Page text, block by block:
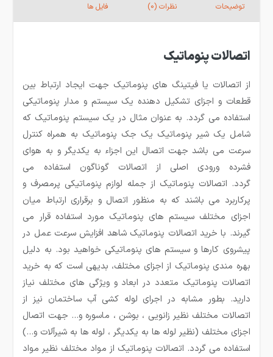
توضیحات نظرات (0) فایل ها
اتصالات پنوماتیک
از اتصالات یا فیتینگ های پنوماتیک جهت ایجاد ارتباط بین
قطعات و اجزای تشکیل دهنده یک سیستم و مدار پنوماتیکی
استفاده می گردد. به عنوان مثال در یک سیستم پنوماتیک که
شامل یک شیر پنوماتیک یک جک پنوماتیک به همراه کنترل
سرعت می باشد جهت اتصال این اجزاء به یکدیگر و به هوای
فشرده ورودی اصلی از اتصالات گوناگون استفاده می
گردد. اتصالات پنوماتیک از جمله لوازم پنوماتیکی پرمصرف و
پرکاربرد می باشند که به منظور اتصال و برقراری ارتباط میان
اجزای مختلف سیستم های پنوماتیک مورد استفاده قرار می
گیرند. با خرید اتصالات پنوماتیک شاهد افزایش سرعت عمل در
پیشروی کارها و سیستم های پنوماتیکی خواهید بود. به دلیل
بهره مندی پنوماتیک از اجزای مختلف، بدیهی است که به خرید
اتصالات پنوماتیک متعدد در ابعاد و ویژگی های مختلف نیاز
دارید. بطور مشابه در اجرای لوله کشی آب ساختمان نیز از
اتصالات مختلف نظیر زانویی ، بوشن ، ماسوره و… جهت اتصال
اجزای مختلف (نظیر لوله ها به یکدیگر ، لوله ها به شیرآلات و…)
استفاده می گردد. اتصالات پنوماتیک از مواد مختلف نظیر مواد